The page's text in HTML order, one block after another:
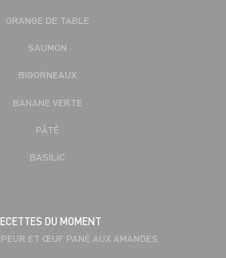
ORANGE DE TABLE
SAUMON
BIGORNEAUX
BANANE VERTE
PÂTÉ
BASILIC
DU MOMENT
ET ŒUF PANÉ AUX AMANDES